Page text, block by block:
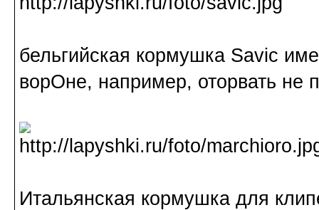
бельгийская кормушка Savic
ворОне, например, оторвать не
Итальянская кормушка для